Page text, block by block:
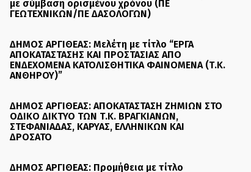
με σύμβαση ορισμένου χρόνου (ΠΕ
ΓΕΩΤΕΧΝΙΚΩΝ/ΠΕ ΔΑΣΟΛΟΓΩΝ)
ΔΗΜΟΣ ΑΡΓΙΘΕΑΣ: Μελέτη με τίτλο “ΕΡΓΑ
ΑΠΟΚΑΤΑΣΤΑΣΗΣ ΚΑΙ ΠΡΟΣΤΑΣΙΑΣ ΑΠΟ
ΕΝΔΕΧΟΜΕΝΑ ΚΑΤΟΛΙΣΘΗΤΙΚΑ ΦΑΙΝΟΜΕΝΑ (Τ.Κ.
ΑΝΘΗΡΟΥ)”
ΔΗΜΟΣ ΑΡΓΙΘΕΑΣ: ΑΠΟΚΑΤΑΣΤΑΣΗ ΖΗΜΙΩΝ ΣΤΟ
ΟΔΙΚΟ ΔΙΚΤΥΟ ΤΩΝ Τ.Κ. ΒΡΑΓΚΙΑΝΩΝ,
ΣΤΕΦΑΝΙΑΔΑΣ, ΚΑΡΥΑΣ, ΕΛΛΗΝΙΚΩΝ ΚΑΙ
ΔΡΟΣΑΤΟ
ΔΗΜΟΣ ΑΡΓΙΘΕΑΣ: Προμήθεια με τίτλο